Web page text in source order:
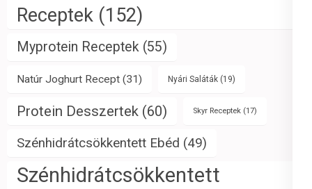
Receptek (152)
Myprotein Receptek (55)
Natúr Joghurt Recept (31) Nyári Saláták (19)
Protein Desszertek (60) Skyr Receptek (17)
Szénhidrátcsökkentett Ebéd (49)
Szénhidrátcsökkentett